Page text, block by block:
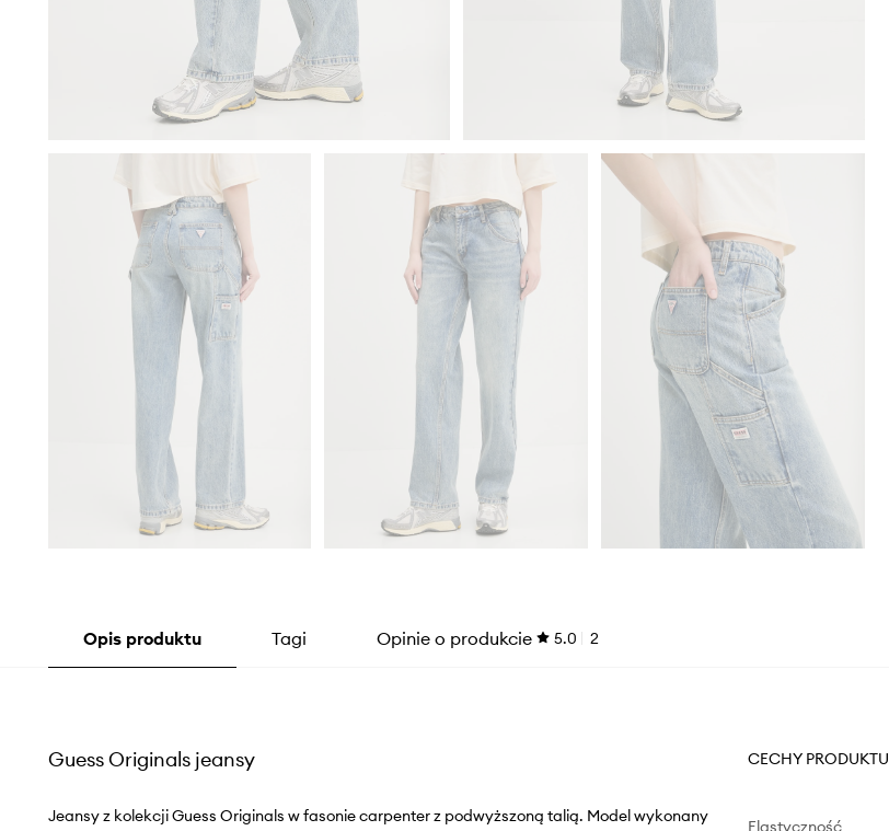
Opis produktu Tagi Opinie o produkcie 5.0 2
Guess Originals jeansy
Jeansy z kolekcji Guess Originals w fasonie carpenter z podwyższoną talią. Model wykonany
CECHY PRODUKTU